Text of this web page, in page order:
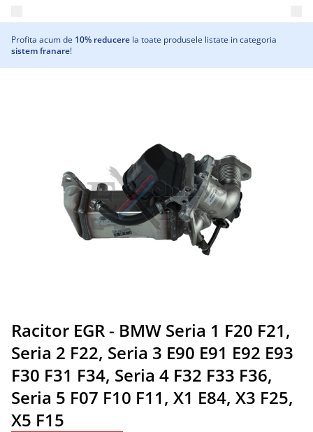
Profita acum de 10% reducere la toate produsele listate in categoria
sistem franare!
Racitor EGR - BMW Seria 1 F20 F21,
Seria 2 F22, Seria 3 E90 E91 E92 E93
F30 F31 F34, Seria 4 F32 F33 F36,
Seria 5 F07 F10 F11, X1 E84, X3 F25,
X5 F15